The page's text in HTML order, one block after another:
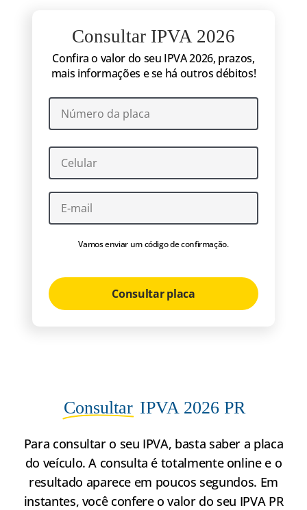
Consultar IPVA 2026
Confira o valor do seu IPVA 2026, prazos,
mais informações e se há outros débitos!
Vamos enviar um código de confirmação.
Consultar placa
Consultar IPVA 2026 PR
Para consultar o seu IPVA, basta saber a placa
do veículo. A consulta é totalmente online e o
resultado aparece em poucos segundos. Em
instantes, você confere o valor do seu IPVA PR